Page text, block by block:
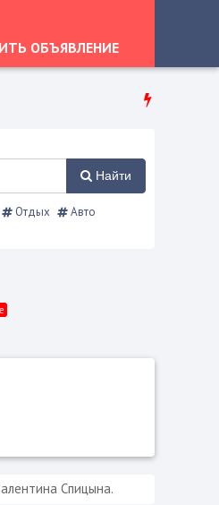
ОБЪЯВЛЕНИЕ
Найти
Отдых Авто
Спицына.